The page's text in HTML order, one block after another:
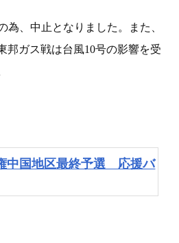
為、中止となりました。また、
邦ガス戦は台風10号の影響を受
中国地区最終予選 応援バ